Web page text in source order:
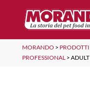
MORANDO > PRODOTTI
PROFESSIONAL>